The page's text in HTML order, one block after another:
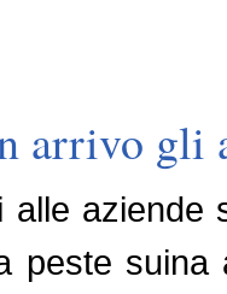
arrivo gli
alle aziende
peste suina